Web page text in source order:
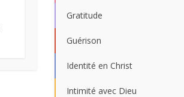
Gratitude
Guérison
Identité en Christ
Intimité avec Dieu